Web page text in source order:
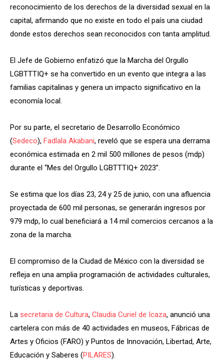
reconocimiento de los derechos de la diversidad sexual en la
capital, afirmando que no existe en todo el país una ciudad
donde estos derechos sean reconocidos con tanta amplitud.
El Jefe de Gobierno enfatizó que la Marcha del Orgullo
LGBTTTIQ+ se ha convertido en un evento que integra a las
familias capitalinas y genera un impacto significativo en la
economía local.
Por su parte, el secretario de Desarrollo Económico
(Sedeco), Fadlala Akabani, reveló que se espera una derrama
económica estimada en 2 mil 500 millones de pesos (mdp)
durante el “Mes del Orgullo LGBTTTIQ+ 2023”.
Se estima que los días 23, 24 y 25 de junio, con una afluencia
proyectada de 600 mil personas, se generarán ingresos por
979 mdp, lo cual beneficiará a 14 mil comercios cercanos a la
zona de la marcha.
El compromiso de la Ciudad de México con la diversidad se
refleja en una amplia programación de actividades culturales,
turísticas y deportivas.
La secretaria de Cultura, Claudia Curiel de Icaza, anunció una
cartelera con más de 40 actividades en museos, Fábricas de
Artes y Oficios (FARO) y Puntos de Innovación, Libertad, Arte,
Educación y Saberes (PILARES).